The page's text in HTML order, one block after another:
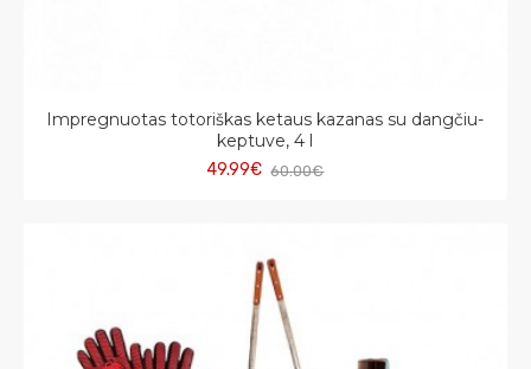
Impregnuotas totoriškas ketaus kazanas su dangčiu-
keptuve, 4 l
49.99€ 60.00€